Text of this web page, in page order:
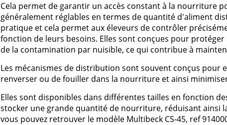
Cela permet de garantir un accès constant à la nourriture
généralement réglables en termes de quantité d'aliment
pratique et cela permet aux éleveurs de contrôler
fonction de leurs besoins. Elles sont conçues pour
de la contamination par nuisible, ce qui contribue à
Les mécanismes de distribution sont souvent conçus pour
renverser ou de fouiller dans la nourriture et ainsi
Elles sont disponibles dans différentes tailles en fonction
stocker une grande quantité de nourriture, réduisant ainsi
vous pouvez retrouver le modèle Multibeck CS-45, ref